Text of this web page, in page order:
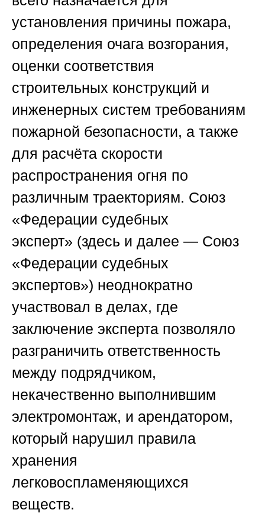
установления причины пожара,
определения очага возгорания,
оценки соответствия
строительных конструкций и
инженерных систем требованиям
пожарной безопасности, а также
для расчёта скорости
распространения огня по
различным траекториям. Союз
«Федерации судебных
эксперт» (здесь и далее — Союз
«Федерации судебных
экспертов») неоднократно
участвовал в делах, где
заключение эксперта позволяло
разграничить ответственность
между подрядчиком,
некачественно выполнившим
электромонтаж, и арендатором,
который нарушил правила
хранения
легковоспламеняющихся
веществ.